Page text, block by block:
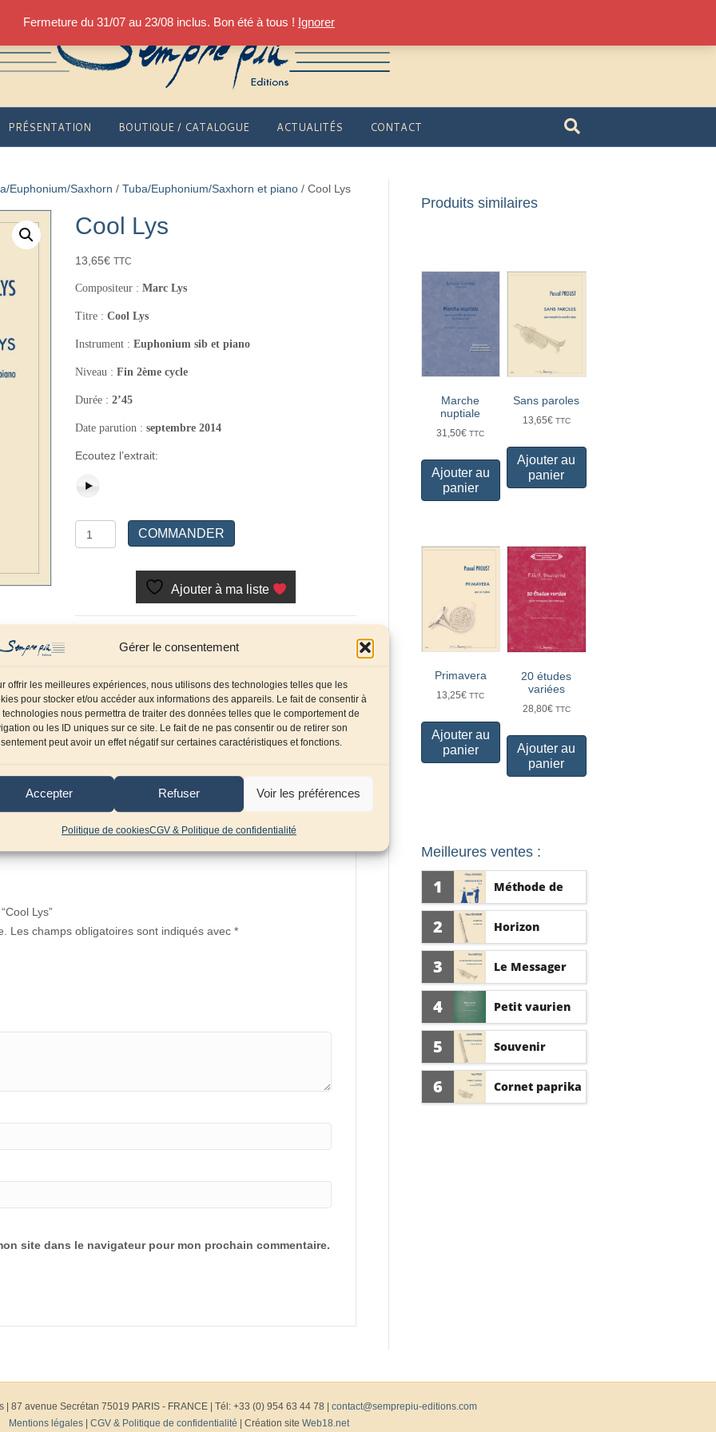
Gérer le consentement
offrir les meilleures expériences, nous utilisons des technologies telles que les
pour stocker et/ou accéder aux informations des appareils. Le fait de consentir à
technologies nous permettra de traiter des données telles que le comportement de
ou les ID uniques sur ce site. Le fait de ne pas consentir ou de retirer son
peut avoir un effet négatif sur certaines caractéristiques et fonctions.
Accepter Refuser Voir les préférences
Politique de cookiesCGV & Politique de confidentialité
Fermeture du 31/07 au 23/08 inclus. Bon été à tous ! Ignorer
PRÉSENTATION BOUTIQUE / CATALOGUE ACTUALITÉS CONTACT
Euphonium/Saxhorn / Tuba/Euphonium/Saxhorn et piano / Cool Lys
Cool Lys
13,65€ TTC
Compositeur :Marc Lys
Titre :Cool Lys
Instrument :Euphonium sib et piano
Niveau :Fin 2ème cycle
Durée :2’45
Date parution :septembre 2014
Ecoutez l’extrait:
quantité
de
COMMANDER
Ajouter à ma liste
Lys Marc
Lys”
Les champs obligatoires sont indiqués avec *
site dans le navigateur pour mon prochain commentaire.
Produits similaires
Marche
nuptiale
31,50€ TTC
Ajouter au
panier
Sans paroles
13,65€ TTC
Ajouter au
panier
Primavera
13,25€ TTC
Ajouter au
panier
20 études
variées
28,80€ TTC
Ajouter au
panier
Meilleures ventes :
1 Méthode de
2 Horizon
3 Le Messager
4 Petit vaurien
5 Souvenir
6 Cornet paprika
87 avenue Secrétan 75019 PARIS - FRANCE | Tél: +33 (0) 954 63 44 78 | contact@semprepiu-editions.com
Mentions légales
CGV & Politique de confidentialité | Création site Web18.net